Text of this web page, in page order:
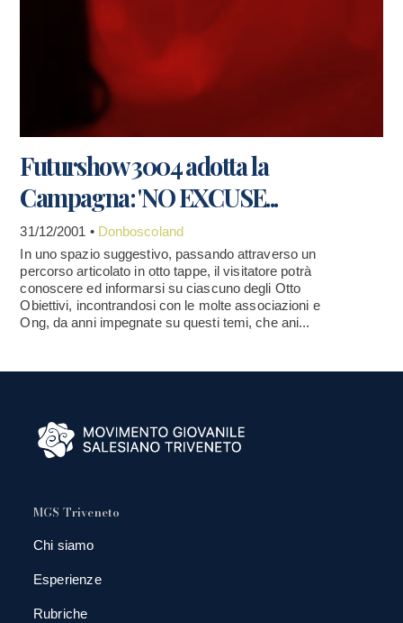
Futurshow 3004 adotta la
Campagna: 'NO EXCUSE...
31/12/2001 • Donboscoland
In uno spazio suggestivo, passando attraverso un
percorso articolato in otto tappe, il visitatore potrà
conoscere ed informarsi su ciascuno degli Otto
Obiettivi, incontrandosi con le molte associazioni e
Ong, da anni impegnate su questi temi, che ani...
MGS Triveneto
Chi siamo
Esperienze
Rubriche